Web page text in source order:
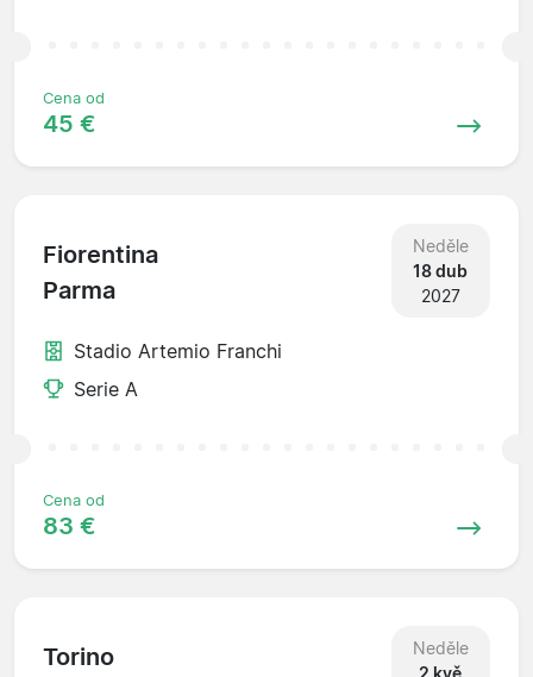
Cena od
45 €
Fiorentina
Parma
Neděle
18 dub
2027
Stadio Artemio Franchi
Serie A
Cena od
83 €
Torino
Neděle
2 kvě